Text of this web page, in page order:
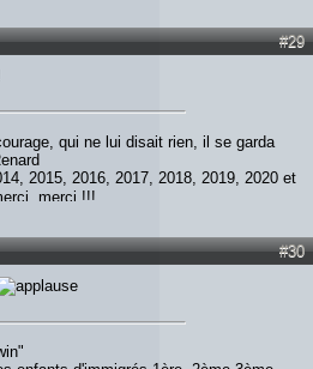
#29
qui ne lui disait rien, il se garda
2015, 2016, 2017, 2018, 2019, 2020 et
merci !!!
#30